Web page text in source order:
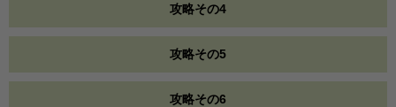
攻略その4
攻略その5
攻略その6